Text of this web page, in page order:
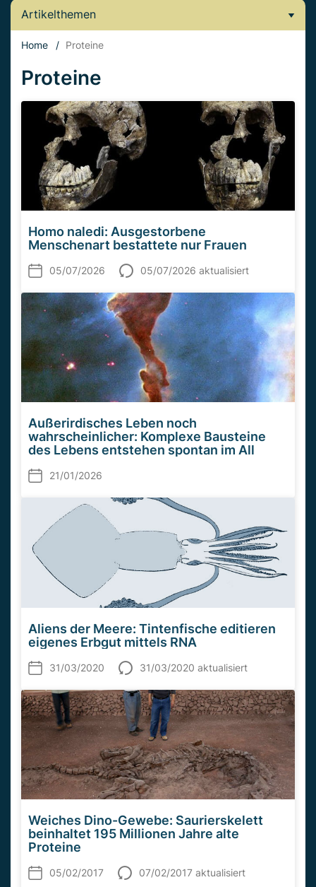
Artikelthemen
Home / Proteine
Proteine
Homo naledi: Ausgestorbene
Menschenart bestattete nur Frauen
05/07/2026 05/07/2026 aktualisiert
Außerirdisches Leben noch
wahrscheinlicher: Komplexe Bausteine
des Lebens entstehen spontan im All
21/01/2026
Aliens der Meere: Tintenfische editieren
eigenes Erbgut mittels RNA
31/03/2020 31/03/2020 aktualisiert
Weiches Dino-Gewebe: Saurierskelett
beinhaltet 195 Millionen Jahre alte
Proteine
05/02/2017 07/02/2017 aktualisiert